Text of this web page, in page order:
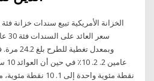
نقطة مئوية واحدة